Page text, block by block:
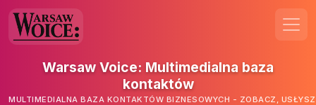
Warsaw Voice: Multimedialna baza
kontaktów
MULTIMEDIALNA BAZA KONTAKTÓW BIZNESOWYCH - ZOBACZ,